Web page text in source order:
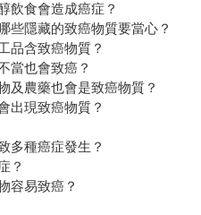
飲食會造成癌症？
些隱藏的致癌物質要當心？
品含致癌物質？
當也會致癌？
及農藥也會是致癌物質？
出現致癌物質？
多種癌症發生？
？
容易致癌？